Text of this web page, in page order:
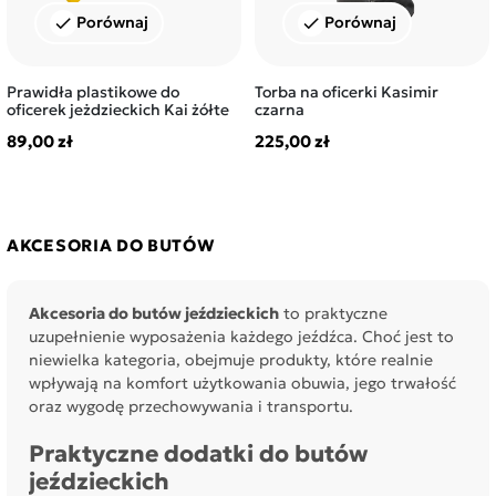
check Porównaj
Prawidła plastikowe do
oficerek jeżdzieckich Kai żółte
89,00 zł
check Porównaj
Torba na oficerki Kasimir
czarna
225,00 zł
AKCESORIA DO BUTÓW
Akcesoria do butów jeździeckich to praktyczne
uzupełnienie wyposażenia każdego jeźdźca. Choć jest to
niewielka kategoria, obejmuje produkty, które realnie
wpływają na komfort użytkowania obuwia, jego trwałość
oraz wygodę przechowywania i transportu.
Praktyczne dodatki do butów
jeździeckich